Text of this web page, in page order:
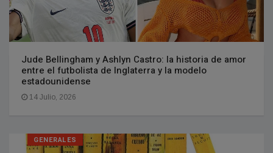
Jude Bellingham y Ashlyn Castro: la historia de amor
entre el futbolista de Inglaterra y la modelo
estadounidense
14 Julio, 2026
GENERALES